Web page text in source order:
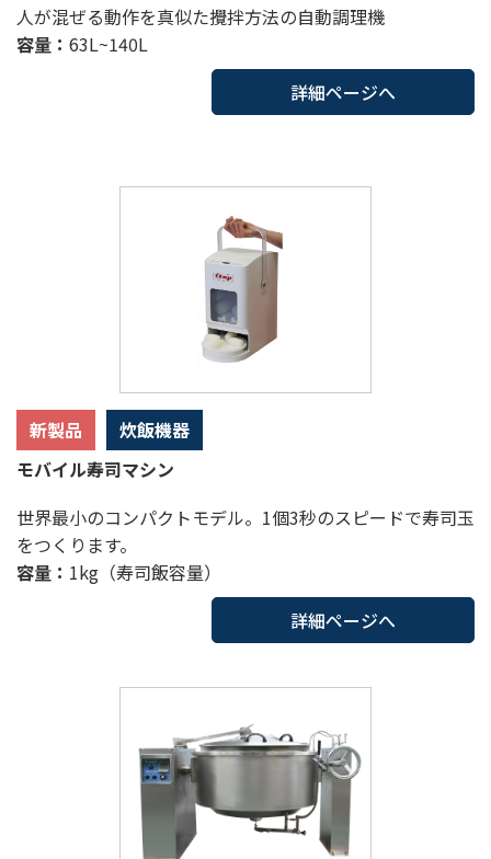
人が混ぜる動作を真似た攪拌方法の自動調理機
容量： 63L~140L
詳細ページへ
新製品
炊飯機器
モバイル寿司マシン
世界最小のコンパクトモデル。1個3秒のスピードで寿司玉
をつくります。
容量： 1kg（寿司飯容量）
詳細ページへ